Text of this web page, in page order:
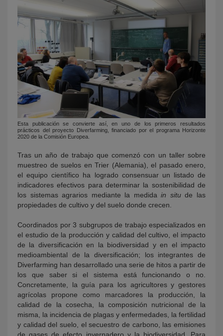
Esta publicación se convierte así, en uno de los primeros resultados
prácticos del proyecto Diverfarming, financiado por el programa Horizonte
2020 de la Comisión Europea.
Tras un año de trabajo que comenzó con un taller sobre
muestreo de suelos en Trier (Alemania), el pasado enero,
el equipo científico ha logrado consensuar un listado de
indicadores efectivos para determinar la sostenibilidad de
los sistemas agrarios mediante la medidain situde las
propiedades de cultivo y del suelo donde crecen.
Coordinados por 3 subgrupos de trabajo especializados en
el estudio de la producción y calidad del cultivo, el impacto
de la diversificación en la biodiversidad y en el impacto
medioambiental de la diversificación; los integrantes de
Diverfarming han desarrollado una serie de hitos a partir de
los que saber si el sistema está funcionando o no.
Concretamente, la guía para los agricultores y gestores
agrícolas propone como marcadores la producción, la
calidad de la cosecha, la composición nutricional de la
misma, la incidencia de plagas y enfermedades, la fertilidad
y calidad del suelo, el secuestro de carbono, las emisiones